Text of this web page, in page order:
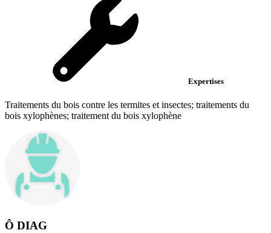
Expertises
Traitements du bois contre les termites et insectes; traitements du
bois xylophènes; traitement du bois xylophène
Ô DIAG